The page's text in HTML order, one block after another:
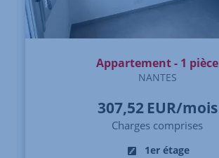
Appartement - 1 pièce
NANTES
307,52 EUR/mois
Charges comprises
1er étage